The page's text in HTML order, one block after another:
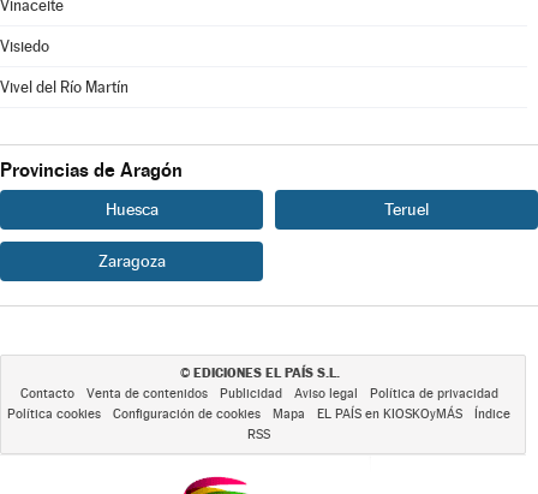
Vinaceite
Visiedo
Vivel del Río Martín
Provincias de Aragón
Huesca Teruel
Zaragoza
© EDICIONES EL PAÍS S.L.
Contacto Venta de contenidos Publicidad Aviso legal
Política de privacidad
Política cookies
Configuración de cookies Mapa EL PAÍS en KIOSKOyMÁS
Índice
RSS